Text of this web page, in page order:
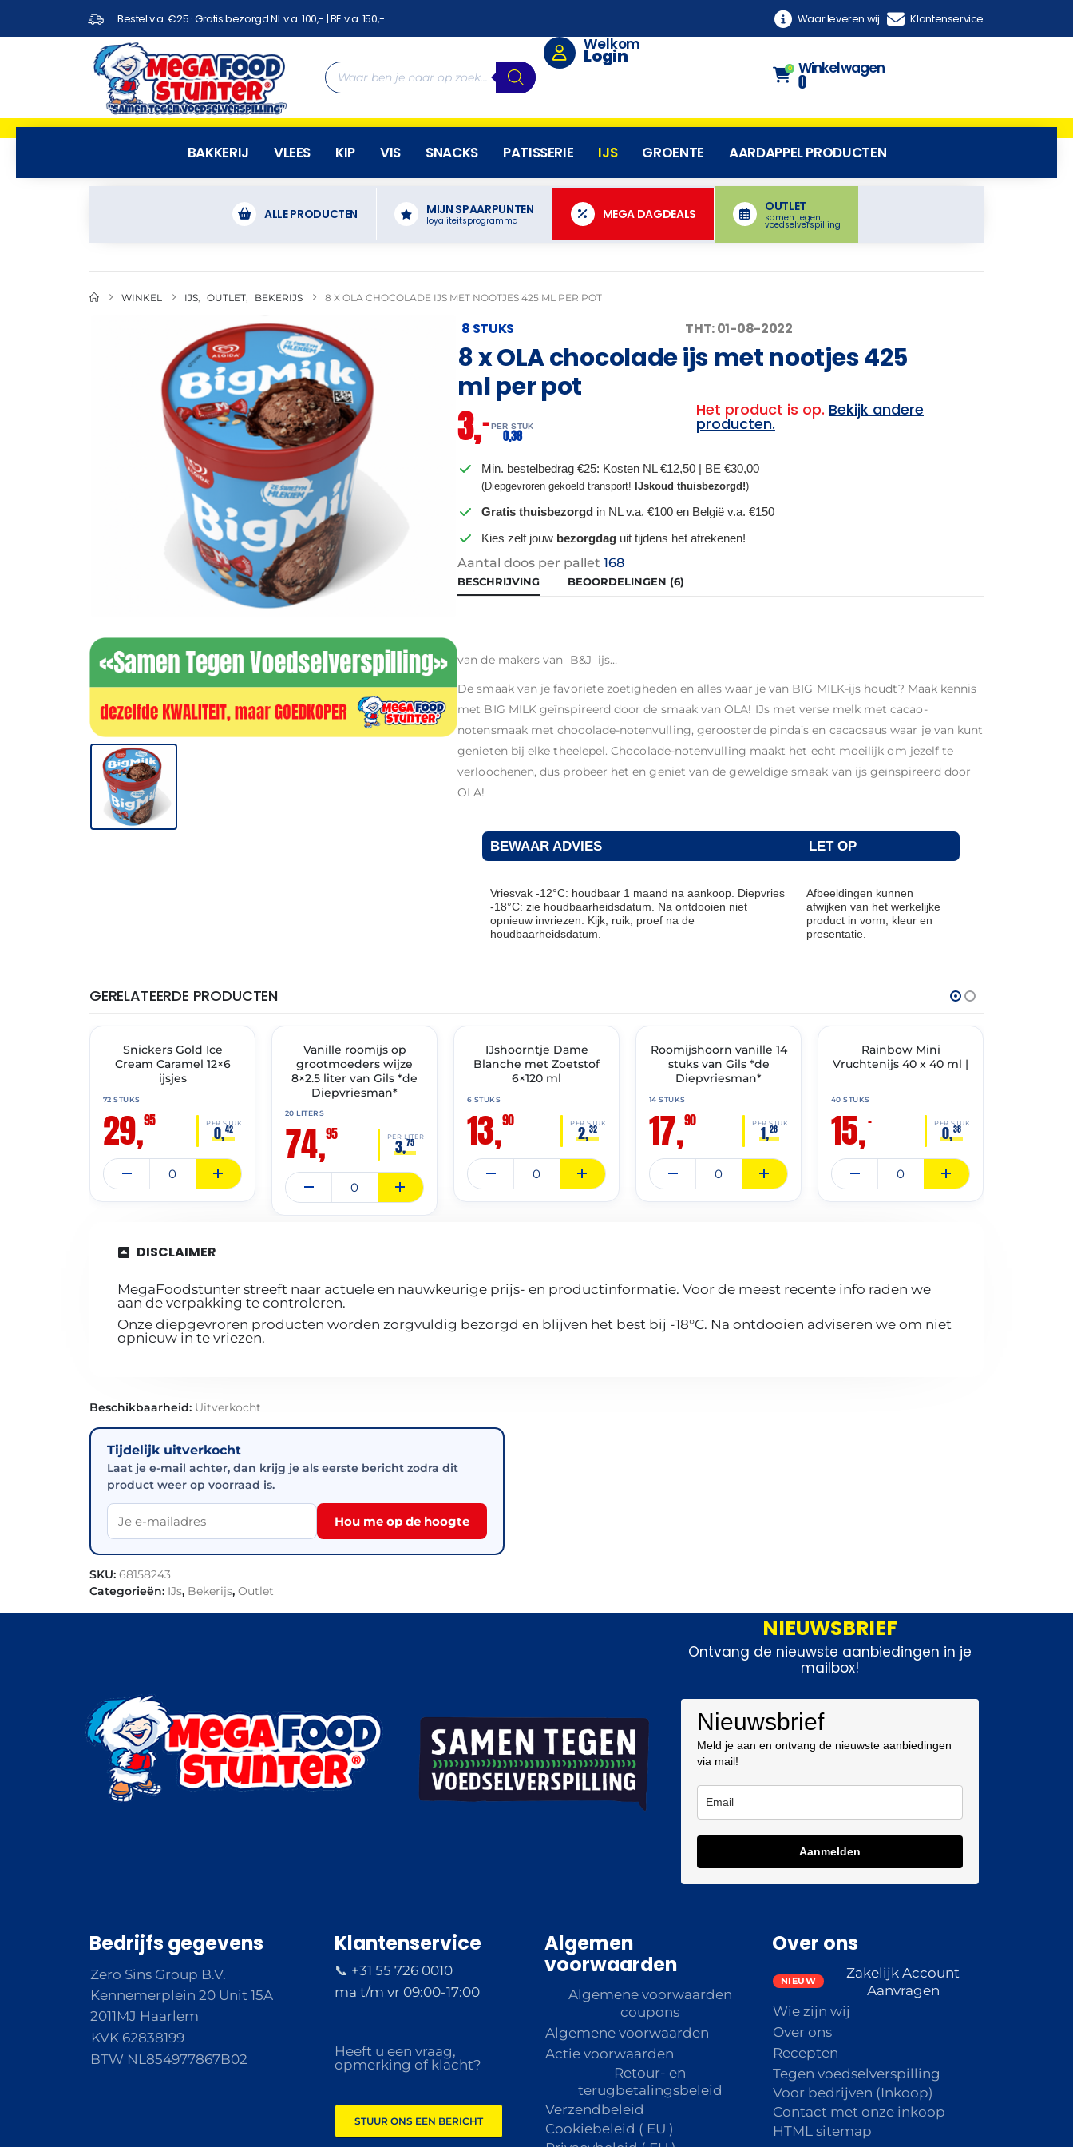
Bestel v.a. €25 · Gratis bezorgd NL v.a. 100,- | BE v.a. 150,- Waar leveren wij Klantenservice
Welkom
Login
0 Winkelwagen
0
BAKKERIJ VLEES KIP VIS SNACKS PATISSERIE IJS GROENTE AARDAPPEL PRODUCTEN
ALLE PRODUCTEN MIJN SPAARPUNTEN
loyaliteitsprogramma MEGA DAGDEALS
OUTLET
samen tegen
voedselverspilling
WINKEL IJS OUTLET BEKERIJS 8 X OLA CHOCOLADE IJS MET NOOTJES 425 ML PER POT
8 STUKS THT: 01-08-2022
8 x OLA chocolade ijs met nootjes 425
ml per pot
3,– PER STUK
0,38
Het product is op. Bekijk andere
producten.
Min. bestelbedrag €25: Kosten NL €12,50 | BE €30,00
(Diepgevroren gekoeld transport!IJskoud thuisbezorgd!)
Gratis thuisbezorgd in NL v.a. €100 en België v.a. €150
Kies zelf jouw bezorgdag uit tijdens het afrekenen!
Aantal doos per pallet168
BESCHRIJVING BEOORDELINGEN (6)
van de makers van B&J ijs…
De smaak van je favoriete zoetigheden en alles waar je van BIG MILK-ijs houdt? Maak kennis
met BIG MILK geïnspireerd door de smaak van OLA! IJs met verse melk met cacao-
notensmaak met chocolade-notenvulling, geroosterde pinda’s en cacaosaus waar je van kunt
genieten bij elke theelepel. Chocolade-notenvulling maakt het echt moeilijk om jezelf te
verloochenen, dus probeer het en geniet van de geweldige smaak van ijs geïnspireerd door
OLA!
BEWAAR ADVIES LET OP
Vriesvak -12°C: houdbaar 1 maand na aankoop. Diepvries
-18°C: zie houdbaarheidsdatum. Na ontdooien niet
opnieuw invriezen. Kijk, ruik, proef na de
houdbaarheidsdatum.
Afbeeldingen kunnen
afwijken van het werkelijke
product in vorm, kleur en
presentatie.
GERELATEERDE PRODUCTEN
🔥 OP=OP
Snickers Gold Ice
Cream Caramel 12×6
ijsjes
72 STUKS
29,95 PER STUK
0,42
✓ VAST ASSORTIMENT
Vanille roomijs op
grootmoeders wijze
8×2.5 liter van Gils *de
Diepvriesman*
20 LITERS
74,95 PER LITER
3,75
✓ VAST ASSORTIMENT
IJshoorntje Dame
Blanche met Zoetstof
6×120 ml
6 STUKS
13,90 PER STUK
2,32
✓ VAST ASSORTIMENT
Roomijshoorn vanille 14
stuks van Gils *de
Diepvriesman*
14 STUKS
17,90 PER STUK
1,28
✓ VAST ASSORTIMENT
Rainbow Mini
Vruchtenijs 40 x 40 ml |
40 STUKS
15,– PER STUK
0,38
DISCLAIMER
MegaFoodstunter streeft naar actuele en nauwkeurige prijs- en productinformatie. Voor de meest recente info raden we
aan de verpakking te controleren.
Onze diepgevroren producten worden zorgvuldig bezorgd en blijven het best bij -18°C. Na ontdooien adviseren we om niet
opnieuw in te vriezen.
Beschikbaarheid: Uitverkocht
Tijdelijk uitverkocht
Laat je e-mail achter, dan krijg je als eerste bericht zodra dit
product weer op voorraad is.
Hou me op de hoogte
SKU: 68158243
Categorieën: IJs, Bekerijs, Outlet
NIEUWSBRIEF
Ontvang de nieuwste aanbiedingen in je
mailbox!
Nieuwsbrief
Meld je aan en ontvang de nieuwste aanbiedingen
via mail!
Aanmelden
Bedrijfs gegevens
Zero Sins Group B.V.
Kennemerplein 20 Unit 15A
2011MJ Haarlem
KVK 62838199
BTW NL854977867B02
Klantenservice
📞 +31 55 726 0010
ma t/m vr 09:00-17:00
Heeft u een vraag,
opmerking of klacht?
STUUR ONS EEN BERICHT
Algemen
voorwaarden
Algemene voorwaarden
coupons
Algemene voorwaarden
Actie voorwaarden
Retour- en
terugbetalingsbeleid
Verzendbeleid
Cookiebeleid ( EU )
Over ons
Zakelijk Account
Aanvragen
Wie zijn wij
Over ons
Recepten
Tegen voedselverspilling
Voor bedrijven (Inkoop)
Contact met onze inkoop
HTML sitemap